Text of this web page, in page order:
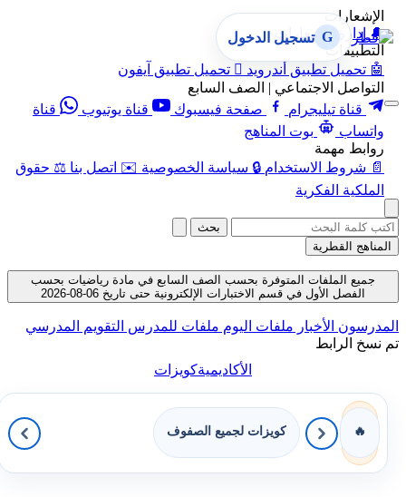
الإشعارات
🔔 إدارة الإشعارات
التطبيقات
🤖 تحميل تطبيق أندرويد  تحميل تطبيق آيفون
التواصل الاجتماعي | الصف السابع
قناة تيليجرام
صفحة فيسبوك قناة يوتيوب
قناة
واتساب
بوت المناهج
روابط مهمة
📄 شروط الاستخدام 🔒 سياسة الخصوصية ✉️ اتصل بنا ⚖️ حقوق
الملكية الفكرية
G تسجيل الدخول
بحث
المناهج القطرية
جميع الملفات المتوفرة بحسب الصف السابع في مادة رياضيات بحسب
الفصل الأول في قسم الاختبارات الإلكترونية حتى تاريخ 06-08-2026
المدرسون الأخبار ملفات اليوم ملفات للمدرس التقويم المدرسي
تم نسخ الرابط
الأكاديميةكويزات
🔥 كويزات لجميع الصفوف